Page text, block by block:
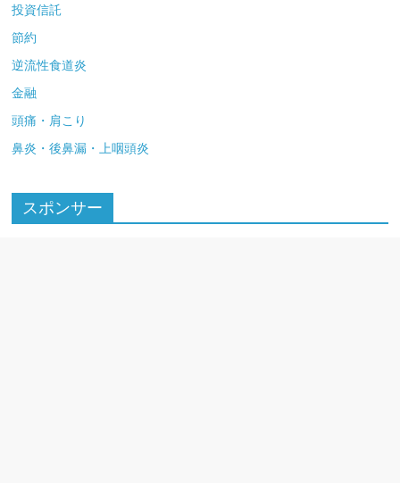
投資信託
節約
逆流性食道炎
金融
頭痛・肩こり
鼻炎・後鼻漏・上咽頭炎
スポンサー